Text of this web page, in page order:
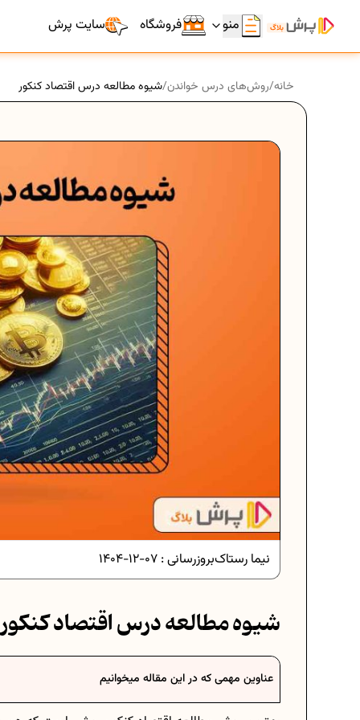
سایت پرش فروشگاه منو
فرمول حجم اشکال هندسی در
برنامه‌ ریزی درسی هفتم
خانه/روش‌های درس خواندن/شیوه مطالعه درس اقتصاد کنکور
بروزرسانی : 07-12-1404 نیما رستاک
شیوه مطالعه درس اقتصاد کنکور
عناوین مهمی که در این مقاله میخوانیم